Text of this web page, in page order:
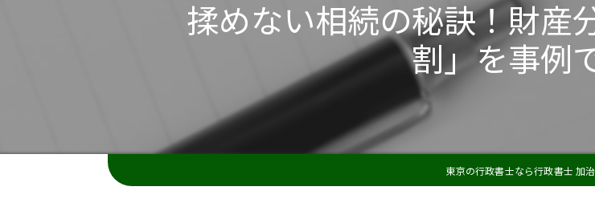
揉めない相続の秘訣！財産
割」を事例
東京の行政書士なら行政書士 加